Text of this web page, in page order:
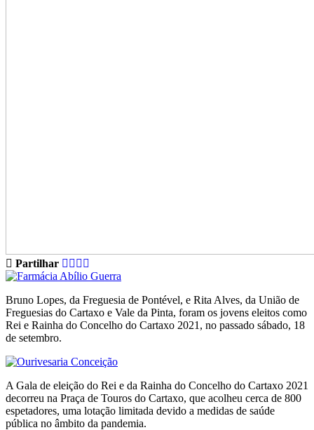
Partilhar
Bruno Lopes, da Freguesia de Pontével, e Rita Alves, da União de
Freguesias do Cartaxo e Vale da Pinta, foram os jovens eleitos como
Rei e Rainha do Concelho do Cartaxo 2021, no passado sábado, 18
de setembro.
A Gala de eleição do Rei e da Rainha do Concelho do Cartaxo 2021
decorreu na Praça de Touros do Cartaxo, que acolheu cerca de 800
espetadores, uma lotação limitada devido a medidas de saúde
pública no âmbito da pandemia.